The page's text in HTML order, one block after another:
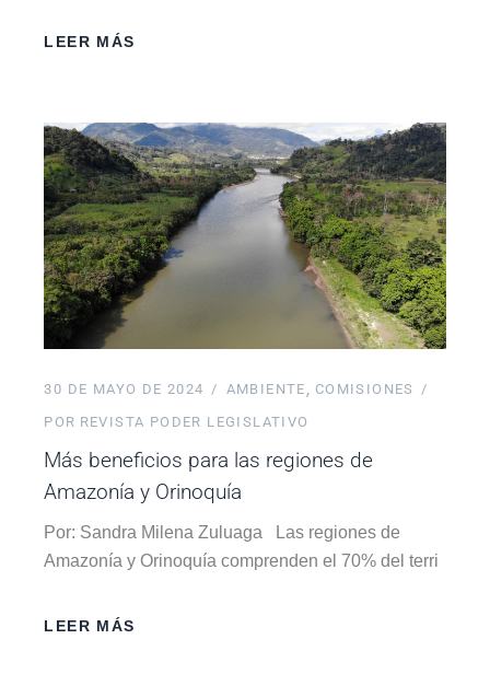
LEER MÁS
30 DE MAYO DE 2024 AMBIENTE
COMISIONES
POR REVISTA PODER LEGISLATIVO
Más beneficios para las regiones de
Amazonía y Orinoquía
Por: Sandra Milena Zuluaga Las regiones de
Amazonía y Orinoquía comprenden el 70% del terri
LEER MÁS